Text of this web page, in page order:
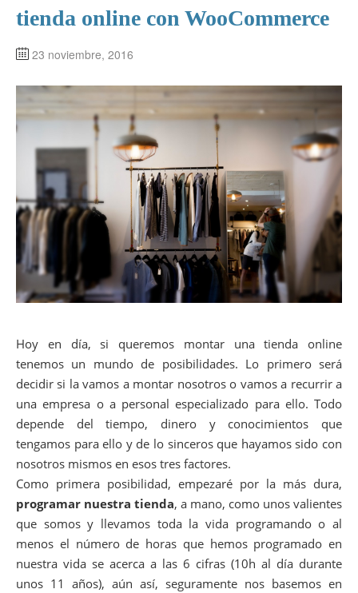
tienda online con WooCommerce
23 noviembre, 2016
Hoy en día, si queremos montar una tienda online
tenemos un mundo de posibilidades. Lo primero será
decidir si la vamos a montar nosotros o vamos a recurrir a
una empresa o a personal especializado para ello. Todo
depende del tiempo, dinero y conocimientos que
tengamos para ello y de lo sinceros que hayamos sido con
nosotros mismos en esos tres factores.
Como primera posibilidad, empezaré por la más dura,
programar nuestra tienda, a mano, como unos valientes
que somos y llevamos toda la vida programando o al
menos el número de horas que hemos programado en
nuestra vida se acerca a las 6 cifras (10h al día durante
unos 11 años), aún así, seguramente nos basemos en